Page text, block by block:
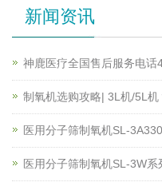
新闻资讯
神鹿医疗全国售后服务电
制氧机选购攻略| 3L机/5L机
医用分子筛制氧机SL-
医用分子筛制氧机SL-3W系